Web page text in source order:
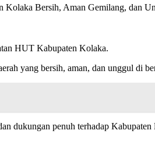
Bersih, Aman Gemilang, dan
HUT Kabupaten Kolaka.
yang bersih, aman, dan unggul di
penuh terhadap Kabupaten